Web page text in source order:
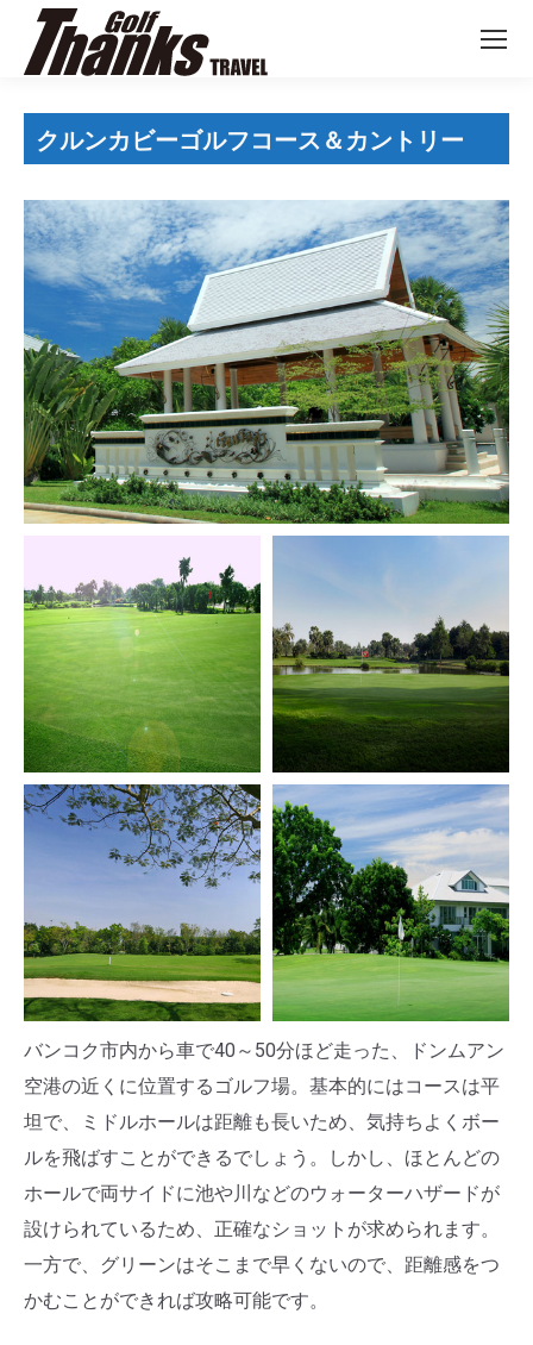
クルンカビーゴルフコース＆カントリー
バンコク市内から車で40～50分ほど走った、ドンムアン
空港の近くに位置するゴルフ場。基本的にはコースは平
坦で、ミドルホールは距離も長いため、気持ちよくボー
ルを飛ばすことができるでしょう。しかし、ほとんどの
ホールで両サイドに池や川などのウォーターハザードが
設けられているため、正確なショットが求められます。
一方で、グリーンはそこまで早くないので、距離感をつ
かむことができれば攻略可能です。